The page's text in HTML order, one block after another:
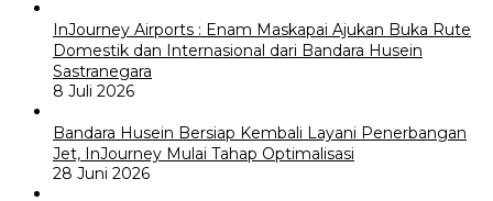
InJourney Airports : Enam Maskapai Ajukan Buka Rute
Domestik dan Internasional dari Bandara Husein
Sastranegara
8 Juli 2026
Bandara Husein Bersiap Kembali Layani Penerbangan
Jet, InJourney Mulai Tahap Optimalisasi
28 Juni 2026